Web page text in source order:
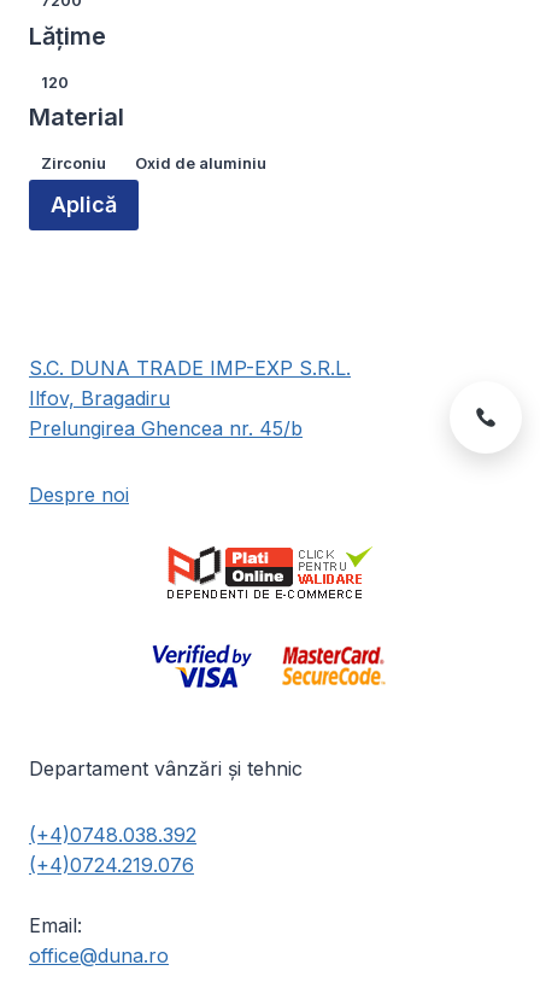
pagina
produsului.
Lățime
Lățime
120
Material
Material
Zirconiu Oxid de aluminiu
Aplică
S.C. DUNA TRADE IMP-EXP S.R.L.
Ilfov, Bragadiru
Prelungirea Ghencea nr. 45/b
Despre noi
Departament vânzări și tehnic
(+4)0748.038.392
(+4)0724.219.076
Email:
office@duna.ro